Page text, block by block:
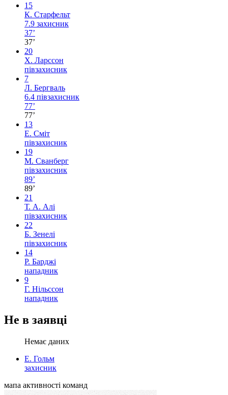
15
К. Старфельт
7.9 захисник
37’
37’
20
Х. Ларссон
півзахисник
7
Л. Бергваль
6.4 півзахисник
77’
77’
13
Е. Сміт
півзахисник
19
М. Сванберг
півзахисник
89’
89’
21
Т. А. Алі
півзахисник
22
Б. Зенелі
півзахисник
14
Р. Барджі
нападник
9
Г. Нільссон
нападник
Не в заявці
Немає даних
Е. Гольм
захисник
мапа активності команд